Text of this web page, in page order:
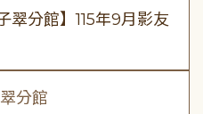
翠分館】115年9月影友
分館